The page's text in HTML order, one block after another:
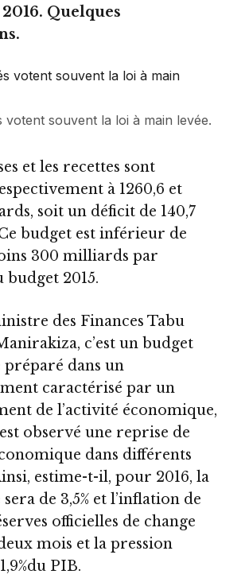
Quelques
votent souvent la loi à main levée.
et les recettes sont
à 1260,6 et
soit un déficit de 140,7
budget est inférieur de
300 milliards par
2015.
des Finances Tabu
c’est un budget
préparé dans un
caractérisé par un
de l’activité économique,
observé une reprise de
dans différents
estime-t-il, pour 2016, la
de 3,5% et l’inflation de
officielles de change
mois et la pression
PIB.